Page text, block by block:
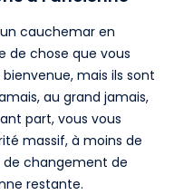
cauchemar en
de chose que vous
mais ils sont
au grand jamais,
part, vous vous
massif, à moins de
de changement de
restante.